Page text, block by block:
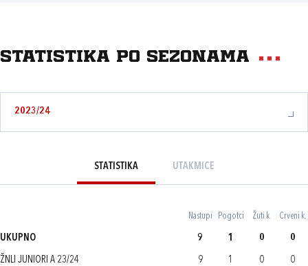
Statistika po sezonama
2023/24
STATISTIKA UTAKMICE
Nastupi Pogotci Žuti k. Crveni k.
UKUPNO 9 1 0 0
ŽNLI JUNIORI A 23/24 9 1 0 0